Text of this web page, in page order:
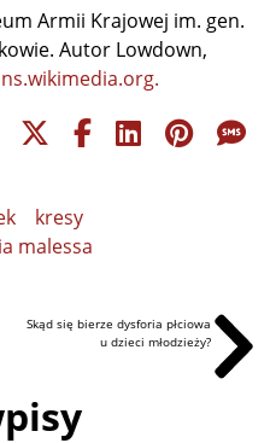
Armii Krajowej im. gen.
Autor Lowdown,
kresy
malessa
Skąd się bierze dysforia płciowa
u dzieci młodzieży?